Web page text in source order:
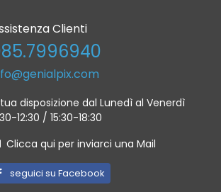
Clienti
disposizione dal Lunedì al Venerdì
12:30 / 15:30-18:30
Clicca qui per inviarci una Mail
seguici su Facebook